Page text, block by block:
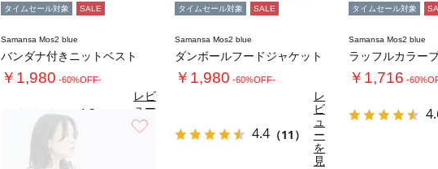
タイムセール対象 SALE
Samansa Mos2 blue
バンダナ付きニットベスト
￥1,980 -60%OFF-
4.3
レビ
ュー
を見
る
タイムセール対象 SALE
Samansa Mos2 blue
ダンボールフードジャケット
￥1,980 -60%OFF-
4.4 （11）
レ
ビ
ュ
ー
を
見
タイムセール対象
Samansa Mos2 blue
ラッフルカラー
￥1,716 -